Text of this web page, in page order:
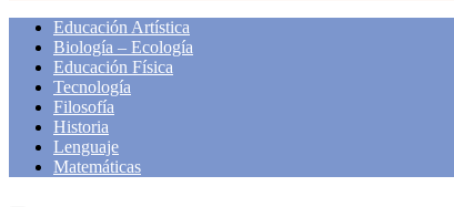
Educación Artística
Biología – Ecología
Educación Física
Tecnología
Filosofía
Historia
Lenguaje
Matemáticas